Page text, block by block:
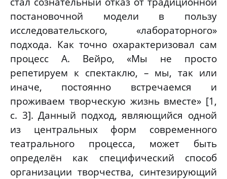
постановочной модели в пользу
исследовательского, «лабораторного»
подхода. Как точно охарактеризовал сам
процесс А. Вейро, «Мы не просто
репетируем к спектаклю, – мы, так или
иначе, постоянно встречаемся и
проживаем творческую жизнь вместе» [1,
с. 3]. Данный подход, являющийся одной
из центральных форм современного
театрального процесса, может быть
определён как специфический способ
организации творчества, синтезирующий